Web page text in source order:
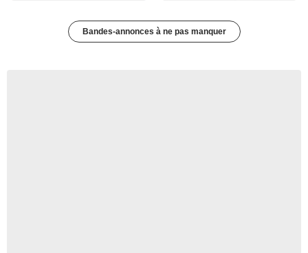
Bandes-annonces à ne pas manquer